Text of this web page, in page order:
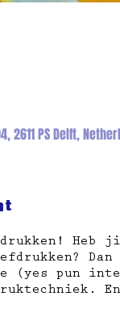
2611 PS Delft,
(yes pun